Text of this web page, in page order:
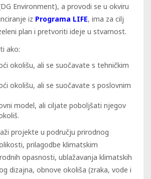
Environment), a provodi se u okviru
iz Programa LIFE, ima za cilj
plan i pretvoriti ideje u stvarnost.
ako:
okolišu, ali se suočavate s tehničkim
okolišu, ali se suočavate s poslovnim
model, ali ciljate poboljšati njegov
projekte u području prirodnog
prilagodbe klimatskim
opasnosti, ublažavanja klimatskih
dizajna, obnove okoliša (zraka, vode i